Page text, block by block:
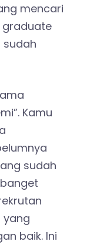
mencari
graduate
sudah
Kamu
sudah
yang
baik. Ini